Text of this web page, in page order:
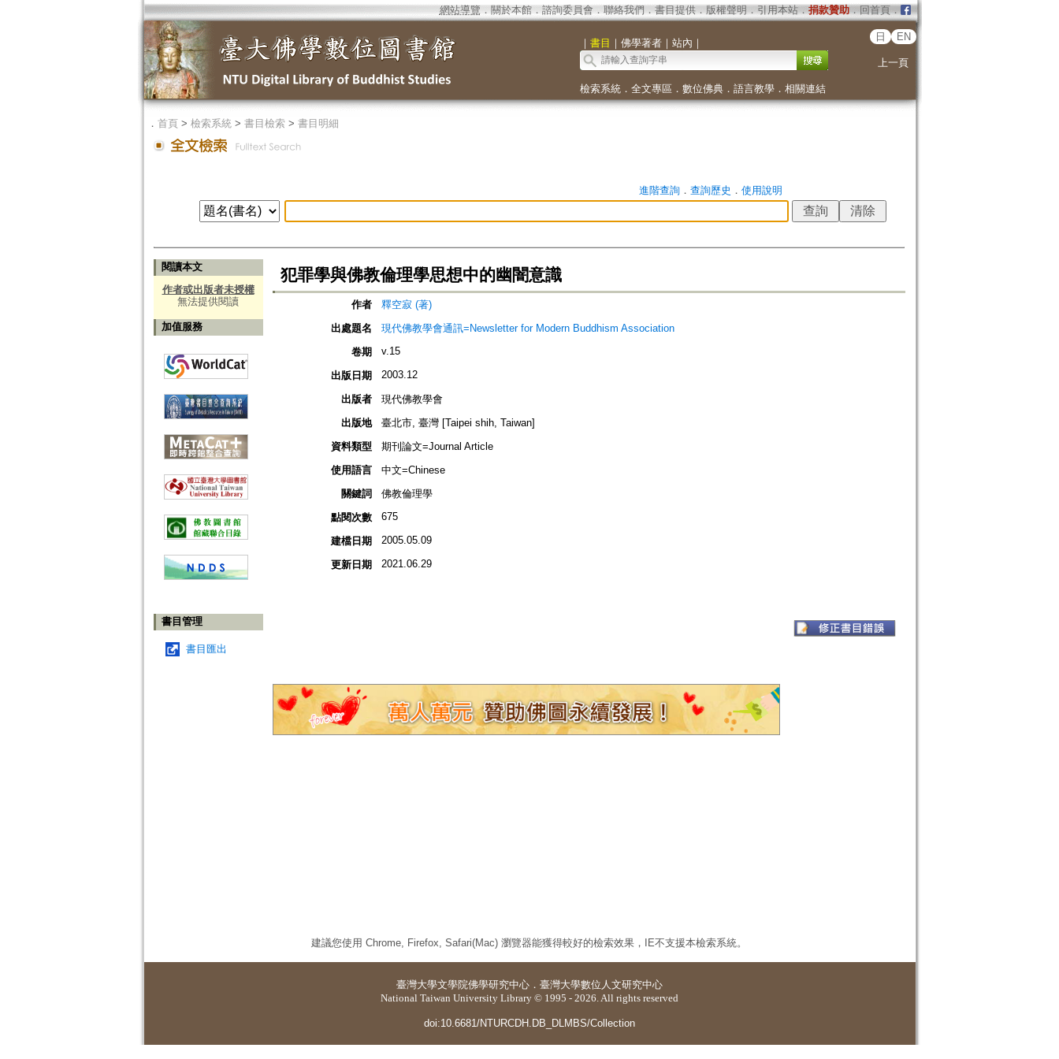
網站導覽 ． 關於本館． 諮詢委員會． 聯絡我們 ． 書目提供． 版權聲明 ． 引用本站． 捐款贊助．回首頁．
｜ 書目 ｜ 佛學著者｜ 站內 ｜
日 EN
上一頁
檢索系統． 全文專區 ． 數位佛典． 語言教學． 相關連結
． 首頁> 檢索系統> 書目檢索> 書目明細
進階查詢． 查詢歷史 ． 使用說明
閱讀本文
作者或出版者未授權
無法提供閱讀
加值服務
書目管理
書目匯出
犯罪學與佛教倫理學思想中的幽闇意識
作者
釋空寂 (著)
出處題名
現代佛教學會通訊=Newsletter for Modern Buddhism Association
卷期
v.15
出版日期 2003.12
出版者
現代佛教學會
出版地
臺北市, 臺灣 [Taipei shih, Taiwan]
資料類型
期刊論文=Journal Article
使用語言
中文=Chinese
關鍵詞
佛教倫理學
點閱次數
675
建檔日期 2005.05.09
更新日期 2021.06.29
建議您使用 Chrome, Firefox, Safari(Mac) 瀏覽器能獲得較好的檢索效果，IE不支援本檢索系統。
臺灣大學文學院佛學研究中心 ． 臺灣大學數位人文研究中心
National Taiwan University Library © 1995 - 2026. All rights reserved
doi:10.6681/NTURCDH.DB_DLMBS/Collection